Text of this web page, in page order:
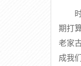
期打
老家
成我